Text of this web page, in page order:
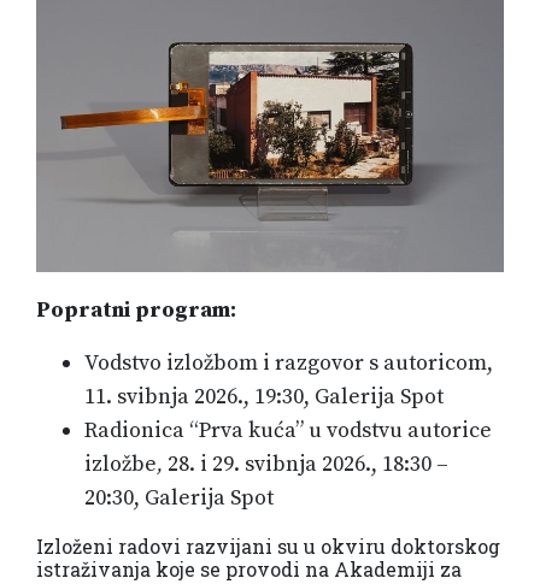
Popratni program:
Vodstvo izložbom i razgovor s autoricom,
11. svibnja 2026., 19:30, Galerija Spot
Radionica “Prva kuća” u vodstvu autorice
izložbe, 28. i 29. svibnja 2026., 18:30 –
20:30, Galerija Spot
Izloženi radovi razvijani su u okviru doktorskog
istraživanja koje se provodi na Akademiji za